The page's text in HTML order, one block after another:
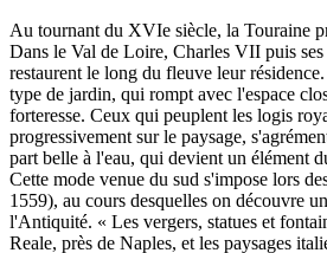
Au tournant du XVIe siècle, la Touraine
Dans le Val de Loire, Charles VII puis ses
restaurent le long du fleuve leur
type de jardin, qui rompt avec l'espace
forteresse. Ceux qui peuplent les logis
progressivement sur le paysage,
part belle à l'eau, qui devient un élément
Cette mode venue du sud s'impose lors
1559), au cours desquelles on découvre
l'Antiquité. « Les vergers, statues et
Reale, près de Naples, et les paysages